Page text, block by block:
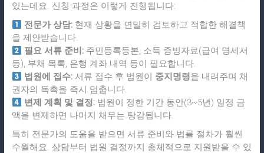
있는데요. 신청 과정은 이렇게 진행됩니다:
전문가 상담:현재 상황을 면밀히 검토하고 적합한 해결책
을 제안받습니다.
필요 서류 준비:주민등록등본, 소득 증빙자료(급여 명세서
등), 부채 목록, 은행 계좌 내역 등이 필요합니다.
법원에 접수:서류 접수 후 법원이 중지명령을 내려주며 채
권자의 독촉을 즉시 멈춥니다.
변제 계획 및 결정:법원이 정한 기간 동안(3~5년) 일정 금
액을 변제하면 나머지 채무는 탕감됩니다.
특히 전문가의 도움을 받으면 서류 준비와 법률 절차가 훨씬
수월해요. 상담부터 법원 결정까지 총체적으로 지원받을 수 있